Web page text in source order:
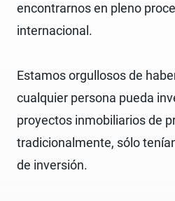
encontrarnos en pleno
internacional.
Estamos orgullosos de
cualquier persona pueda
proyectos inmobiliarios de
tradicionalmente, sólo
de inversión.